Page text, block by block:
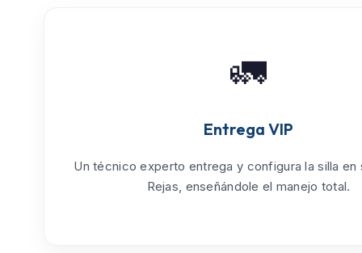
🚛
Entrega VIP
Un técnico experto entrega y configura la silla en
Rejas, enseñándole el manejo total.